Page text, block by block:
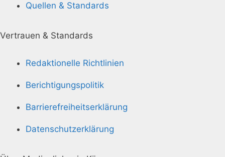
Quellen & Standards
Vertrauen & Standards
Redaktionelle Richtlinien
Berichtigungspolitik
Barrierefreiheitserklärung
Datenschutzerklärung